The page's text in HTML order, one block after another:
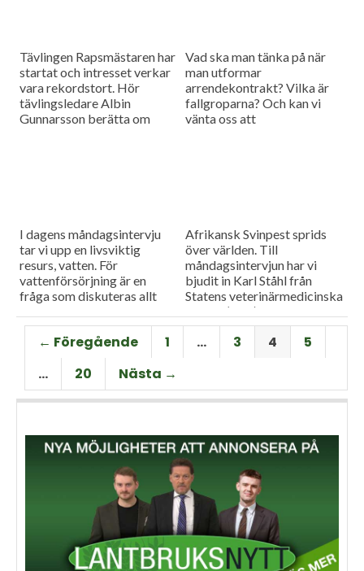
Tävlingen Rapsmästaren har
startat och intresset verkar
vara rekordstort. Hör
tävlingsledare Albin
Gunnarsson berätta om
Vad ska man tänka på när
man utformar
arrendekontrakt? Vilka är
fallgroparna? Och kan vi
vänta oss att
I dagens måndagsintervju
tar vi upp en livsviktig
resurs, vatten. För
vattenförsörjning är en
fråga som diskuteras allt
lantbruket. Vi bjöd in Malin
Magnusson från Sweco för
att höra mer om utmaningar
och möjligheter på området.
Afrikansk Svinpest sprids
över världen. Till
måndagsintervjun har vi
bjudit in Karl Ståhl från
Statens veterinärmedicinska
anstalt (SVA) för att prata
om riskerna för spridning till
Sverige, och vilka
förebyggande åtgärder som
← Föregående 1 … 3 4
5
…
20 Nästa →